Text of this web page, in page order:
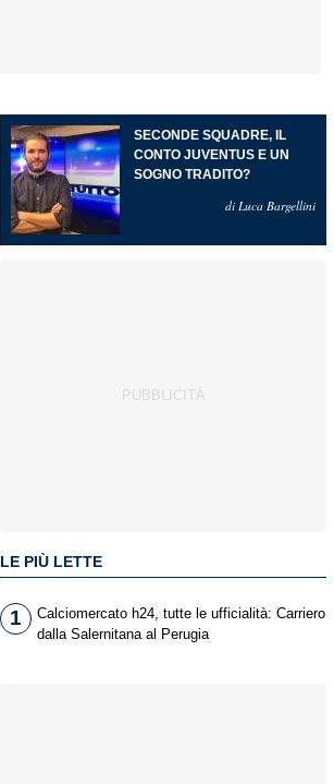
SECONDE SQUADRE, IL
CONTO JUVENTUS E UN
SOGNO TRADITO?
di Luca Bargellini
LE PIÙ LETTE
1
Calciomercato h24, tutte le ufficialità: Carriero
dalla Salernitana al Perugia